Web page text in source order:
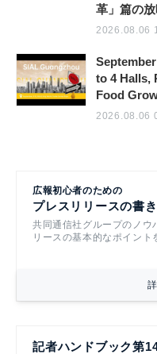
革」篇の
2026.08.06
to 4 Halls,
Food
2026.08.06
広報初心者のための
プレスリリースの書
共同通信社グループのノウ
リースの基本的なポイント
記者ハンドブック第